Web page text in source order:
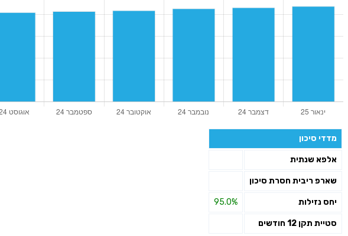
מדדי סיכון
אלפא שנתית
שארפ ריבית חסרת סיכון
יחס נזילות 95.0%
סטיית תקן 12 חודשים